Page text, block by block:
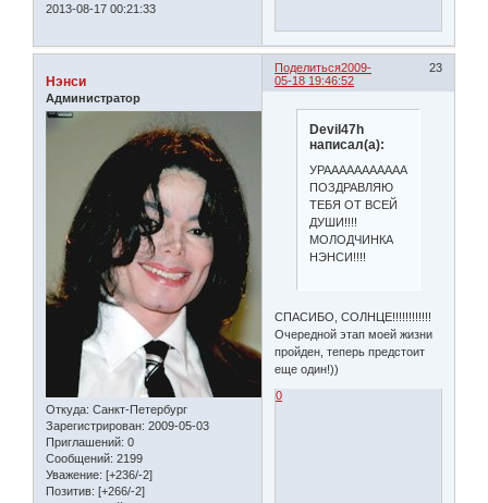
2013-08-17 00:21:33
Поделиться 23
2009-
05-18 19:46:52
Нэнси
Администратор
Откуда: Санкт-Петербург
Зарегистрирован: 2009-05-03
Приглашений: 0
Сообщений: 2199
Уважение: [+236/-2]
Позитив: [+266/-2]
Devil47h
написал(а):
ПОЗДРАВЛЯЮ
ТЕБЯ ОТ ВСЕЙ
ДУШИ!!!!
МОЛОДЧИНКА
НЭНСИ!!!!
СПАСИБО, СОЛНЦЕ!!!!!!!!!!!!
Очередной этап моей жизни
пройден, теперь предстоит
еще один!))
0